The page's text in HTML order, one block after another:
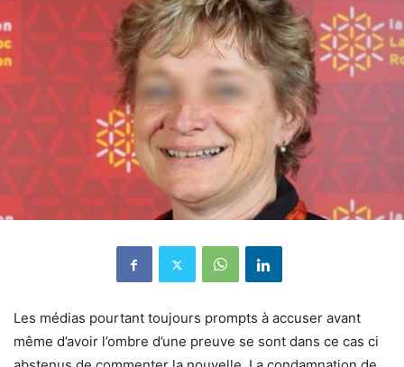
Les médias pourtant toujours prompts à accuser avant
même d’avoir l’ombre d’une preuve se sont dans ce cas ci